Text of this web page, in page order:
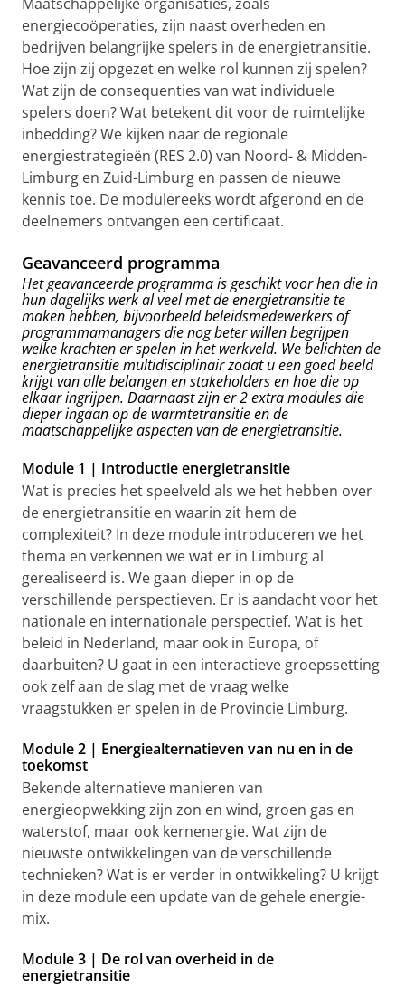
energiecoöperaties, zijn naast overheden en
bedrijven belangrijke spelers in de energietransitie.
Hoe zijn zij opgezet en welke rol kunnen zij spelen?
Wat zijn de consequenties van wat individuele
spelers doen? Wat betekent dit voor de ruimtelijke
inbedding? We kijken naar de regionale
energiestrategieën (RES 2.0) van Noord- & Midden-
Limburg en Zuid-Limburg en passen de nieuwe
kennis toe. De modulereeks wordt afgerond en de
deelnemers ontvangen een certificaat.
Geavanceerd programma
Het geavanceerde programma is geschikt voor hen die in
hun dagelijks werk al veel met de energietransitie te
maken hebben, bijvoorbeeld beleidsmedewerkers of
programmamanagers die nog beter willen begrijpen
welke krachten er spelen in het werkveld. We belichten de
energietransitie multidisciplinair zodat u een goed beeld
krijgt van alle belangen en stakeholders en hoe die op
elkaar ingrijpen. Daarnaast zijn er 2 extra modules die
dieper ingaan op de warmtetransitie en de
maatschappelijke aspecten van de energietransitie.
Module 1 | Introductie energietransitie
Wat is precies het speelveld als we het hebben over
de energietransitie en waarin zit hem de
complexiteit? In deze module introduceren we het
thema en verkennen we wat er in Limburg al
gerealiseerd is. We gaan dieper in op de
verschillende perspectieven. Er is aandacht voor het
nationale en internationale perspectief. Wat is het
beleid in Nederland, maar ook in Europa, of
daarbuiten? U gaat in een interactieve groepssetting
ook zelf aan de slag met de vraag welke
vraagstukken er spelen in de Provincie Limburg.
Module 2 | Energiealternatieven van nu en in de
toekomst
Bekende alternatieve manieren van
energieopwekking zijn zon en wind, groen gas en
waterstof, maar ook kernenergie. Wat zijn de
nieuwste ontwikkelingen van de verschillende
technieken? Wat is er verder in ontwikkeling? U krijgt
in deze module een update van de gehele energie-
mix.
Module 3 | De rol van overheid in de
energietransitie